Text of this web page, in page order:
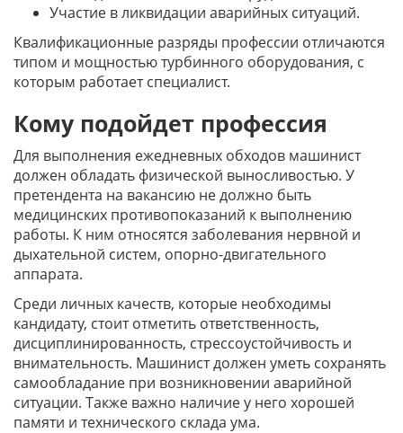
Участие в ликвидации аварийных ситуаций.
Квалификационные разряды профессии отличаются
типом и мощностью турбинного оборудования, с
которым работает специалист.
Кому подойдет профессия
Для выполнения ежедневных обходов машинист
должен обладать физической выносливостью. У
претендента на вакансию не должно быть
медицинских противопоказаний к выполнению
работы. К ним относятся заболевания нервной и
дыхательной систем, опорно-двигательного
аппарата.
Среди личных качеств, которые необходимы
кандидату, стоит отметить ответственность,
дисциплинированность, стрессоустойчивость и
внимательность. Машинист должен уметь сохранять
самообладание при возникновении аварийной
ситуации. Также важно наличие у него хорошей
памяти и технического склада ума.